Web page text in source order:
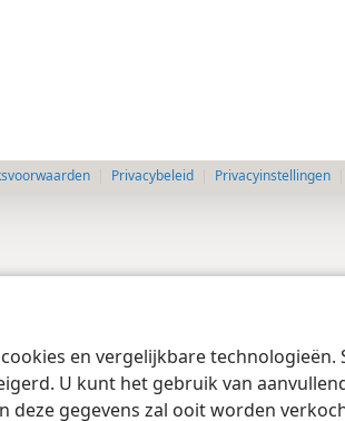
en vergelijkbare technologieën.
U kunt het gebruik van
gegevens zal ooit worden
Privacybeleid Privacyinstellingen